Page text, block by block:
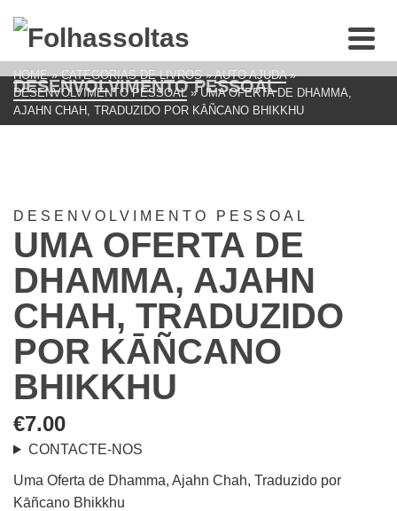
DESENVOLVIMENTO PESSOAL
HOME » CATEGORIAS DE LIVROS » AUTO AJUDA »
DESENVOLVIMENTO PESSOAL » UMA OFERTA DE DHAMMA,
AJAHN CHAH, TRADUZIDO POR KĀÑCANO BHIKKHU
DESENVOLVIMENTO PESSOAL
UMA OFERTA DE
DHAMMA, AJAHN
CHAH, TRADUZIDO
POR KĀÑCANO
BHIKKHU
€7.00
CONTACTE-NOS
Uma Oferta de Dhamma, Ajahn Chah, Traduzido por
Kāñcano Bhikkhu